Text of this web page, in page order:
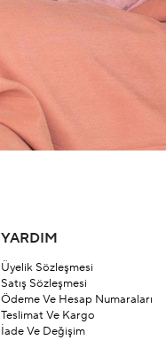
YARDIM
Üyelik Sözleşmesi
Satış Sözleşmesi
Ödeme Ve Hesap Numaraları
Teslimat Ve Kargo
İade Ve Değişim